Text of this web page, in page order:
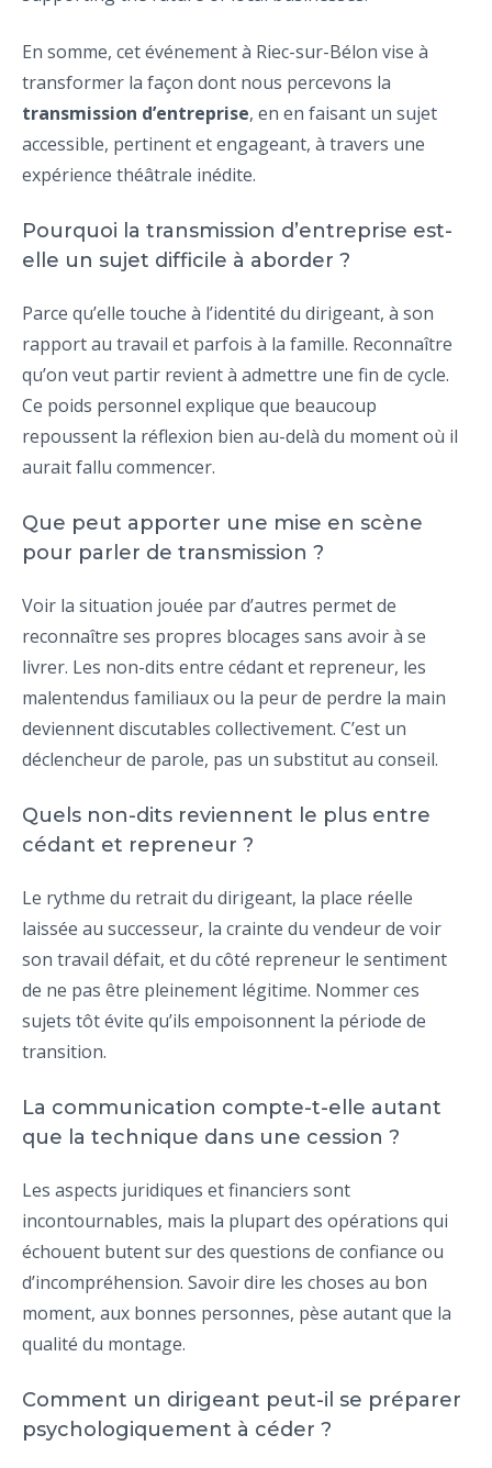
En somme, cet événement à Riec-sur-Bélon vise à
transformer la façon dont nous percevons la
transmission d’entreprise, en en faisant un sujet
accessible, pertinent et engageant, à travers une
expérience théâtrale inédite.
Pourquoi la transmission d’entreprise est-
elle un sujet difficile à aborder ?
Parce qu’elle touche à l’identité du dirigeant, à son
rapport au travail et parfois à la famille. Reconnaître
qu’on veut partir revient à admettre une fin de cycle.
Ce poids personnel explique que beaucoup
repoussent la réflexion bien au-delà du moment où il
aurait fallu commencer.
Que peut apporter une mise en scène
pour parler de transmission ?
Voir la situation jouée par d’autres permet de
reconnaître ses propres blocages sans avoir à se
livrer. Les non-dits entre cédant et repreneur, les
malentendus familiaux ou la peur de perdre la main
deviennent discutables collectivement. C’est un
déclencheur de parole, pas un substitut au conseil.
Quels non-dits reviennent le plus entre
cédant et repreneur ?
Le rythme du retrait du dirigeant, la place réelle
laissée au successeur, la crainte du vendeur de voir
son travail défait, et du côté repreneur le sentiment
de ne pas être pleinement légitime. Nommer ces
sujets tôt évite qu’ils empoisonnent la période de
transition.
La communication compte-t-elle autant
que la technique dans une cession ?
Les aspects juridiques et financiers sont
incontournables, mais la plupart des opérations qui
échouent butent sur des questions de confiance ou
d’incompréhension. Savoir dire les choses au bon
moment, aux bonnes personnes, pèse autant que la
qualité du montage.
Comment un dirigeant peut-il se préparer
psychologiquement à céder ?